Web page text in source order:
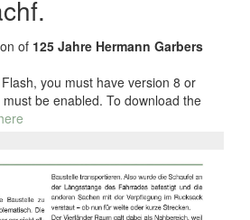
of 125 Jahre Hermann Garbers
you must have version 8 or
be enabled. To download the